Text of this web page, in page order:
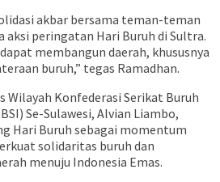
akbar bersama teman-teman
peringatan Hari Buruh di Sultra.
membangun daerah, khususnya
buruh,” tegas Ramadhan.
Wilayah Konfederasi Serikat Buruh
Se-Sulawesi, Alvian Liambo,
Hari Buruh sebagai momentum
solidaritas buruh dan
menuju Indonesia Emas.